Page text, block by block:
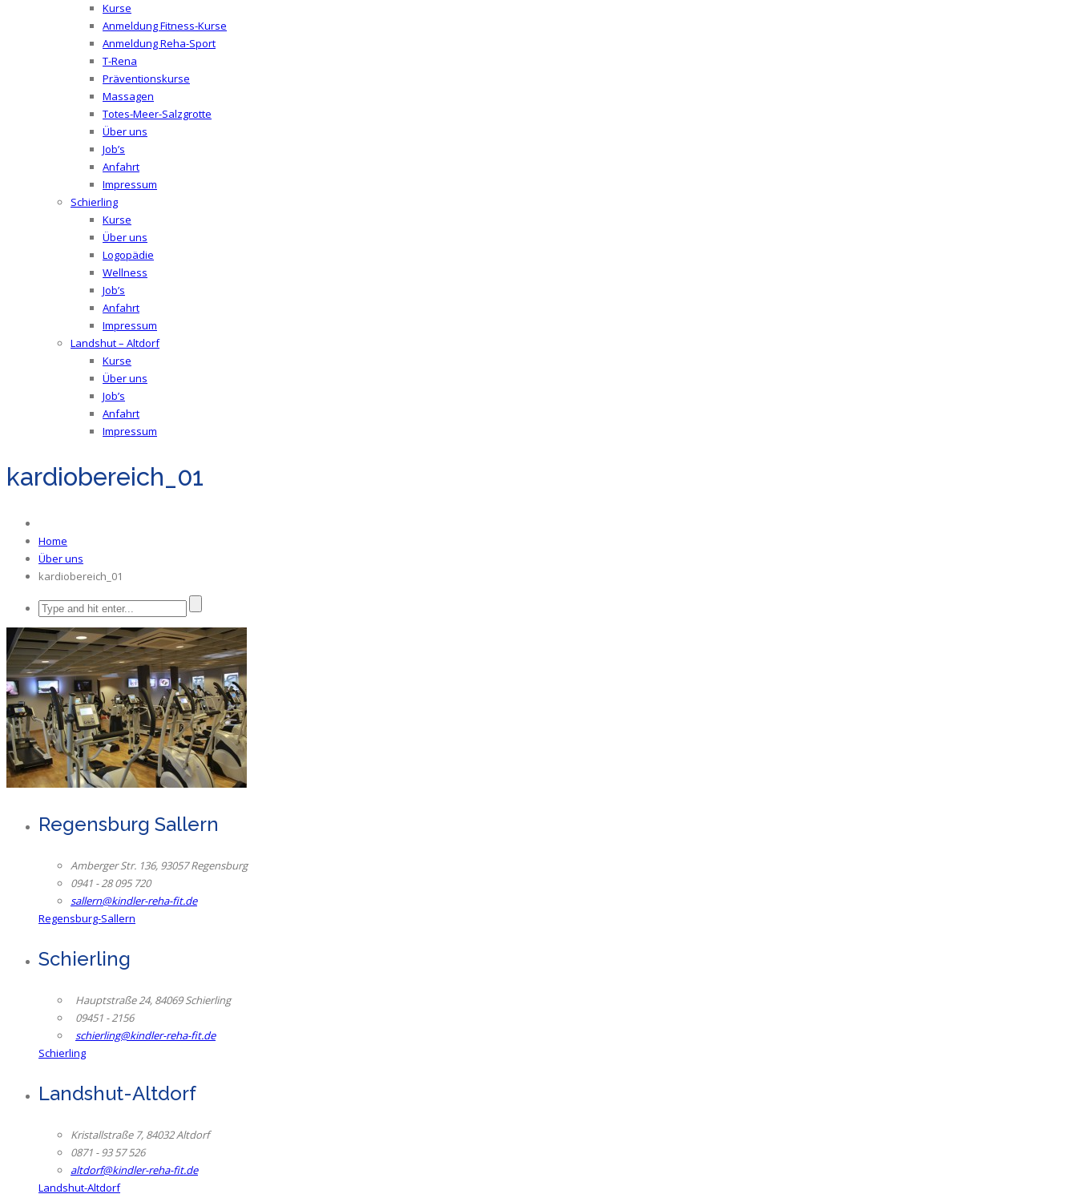
Kurse
Anmeldung Fitness-Kurse
Anmeldung Reha-Sport
T-Rena
Präventionskurse
Massagen
Totes-Meer-Salzgrotte
Über uns
Job’s
Anfahrt
Impressum
Schierling
Kurse
Über uns
Logopädie
Wellness
Job’s
Anfahrt
Impressum
Landshut – Altdorf
Kurse
Über uns
Job’s
Anfahrt
Impressum
kardiobereich_01
Home
Über uns
kardiobereich_01
Regensburg Sallern
Amberger Str. 136, 93057 Regensburg
0941 - 28 095 720
sallern@kindler-reha-fit.de
Regensburg-Sallern
Schierling
Hauptstraße 24, 84069 Schierling
09451 - 2156
schierling@kindler-reha-fit.de
Schierling
Landshut-Altdorf
Kristallstraße 7, 84032 Altdorf
0871 - 93 57 526
altdorf@kindler-reha-fit.de
Landshut-Altdorf